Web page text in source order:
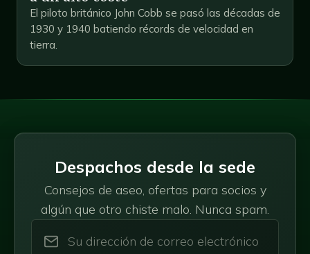
El piloto británico John Cobb se pasó las décadas de
1930 y 1940 batiendo récords de velocidad en
tierra.
Despachos desde la sede
Consejos de aseo, ofertas para socios y
algún que otro chiste malo. Nunca spam.